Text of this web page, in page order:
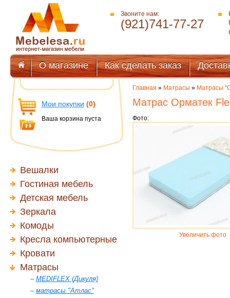
Звоните нам:
(921)741-77-27
О магазине Как сделать заказ
Мои покупки (0)
Ваша корзина пуста
Вешалки
Гостиная мебель
Детская мебель
Зеркала
Комоды
Кресла компьютерные
Кровати
Матрасы
– MEDIFLEX (Дикуля)
– матрасы "Атлас"
Главная » Матрасы » Матрасы
Матрас Орматек
Фото:
Увеличить фото